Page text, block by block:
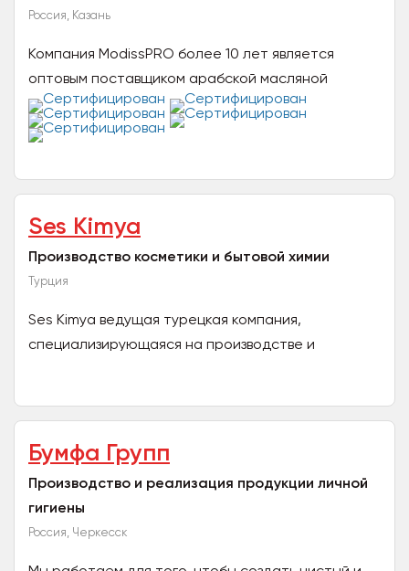
Россия, Казань
Компания ModissPRO более 10 лет является
оптовым поставщиком арабской масляной
парфюмерии и восточной косметики по всей
России и СНГ. Приглашаем к...
Ses Kimya
Производство косметики и бытовой химии
Турция
Ses Kimya ведущая турецкая компания,
специализирующаяся на производстве и
Бумфа Групп
Производство и реализация продукции личной
гигиены
Россия, Черкесск